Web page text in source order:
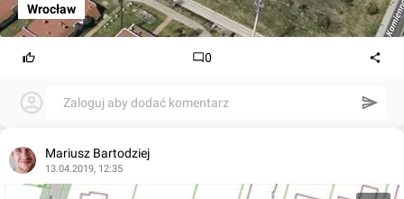
Wrocław
0
Zaloguj aby dodać komentarz
Mariusz Bartodziej
13.04.2019, 12:35